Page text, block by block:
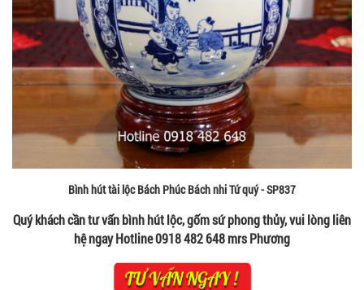
Bình hút tài lộc Bách Phúc Bách nhi Tứ quý - SP837
Quý khách cần tư vấn bình hút lộc, gốm sứ phong thủy, vui lòng liên
hệ ngay Hotline 0918 482 648 mrs Phương